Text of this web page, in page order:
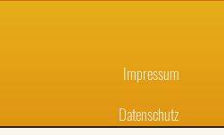
Impressum
Datenschutz